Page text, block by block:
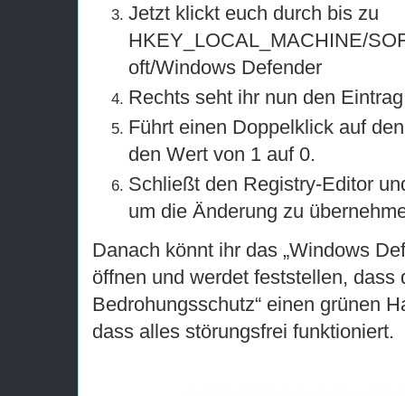
Jetzt klickt euch durch bis zu
HKEY_LOCAL_MACHINE/
oft/Windows Defender
Rechts seht ihr nun den
Führt einen Doppelklick auf
den Wert von 1 auf 0.
Schließt den Registry-Editor
um die Änderung zu
Danach könnt ihr das „Windows
öffnen und werdet feststellen, dass
Bedrohungsschutz“ einen grünen
dass alles störungsfrei funktioniert.